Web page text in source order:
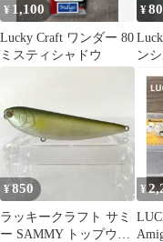
¥ 1,100
Lucky Craft ワンダー 80
ミスティシャドウ
¥
ン
¥850
ラッキークラフト サミ
ー SAMMY トップウォ
¥